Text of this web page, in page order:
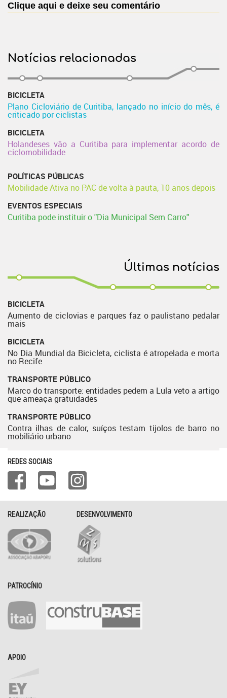
Clique aqui e deixe seu comentário
Notícias relacionadas
BICICLETA
Plano Cicloviário de Curitiba, lançado no início do mês, é
criticado por ciclistas
BICICLETA
Holandeses vão a Curitiba para implementar acordo de
ciclomobilidade
POLÍTICAS PÚBLICAS
Mobilidade Ativa no PAC de volta à pauta, 10 anos depois
EVENTOS ESPECIAIS
Curitiba pode instituir o "Dia Municipal Sem Carro"
Últimas notícias
BICICLETA
Aumento de ciclovias e parques faz o paulistano pedalar
mais
BICICLETA
No Dia Mundial da Bicicleta, ciclista é atropelada e morta
no Recife
TRANSPORTE PÚBLICO
Marco do transporte: entidades pedem a Lula veto a artigo
que ameaça gratuidades
TRANSPORTE PÚBLICO
Contra ilhas de calor, suíços testam tijolos de barro no
mobiliário urbano
REDES SOCIAIS
REALIZAÇÃO DESENVOLVIMENTO
PATROCÍNIO
APOIO